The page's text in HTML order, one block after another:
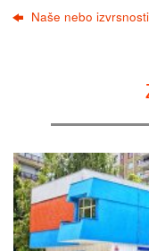
Naše nebo izvrsnosti